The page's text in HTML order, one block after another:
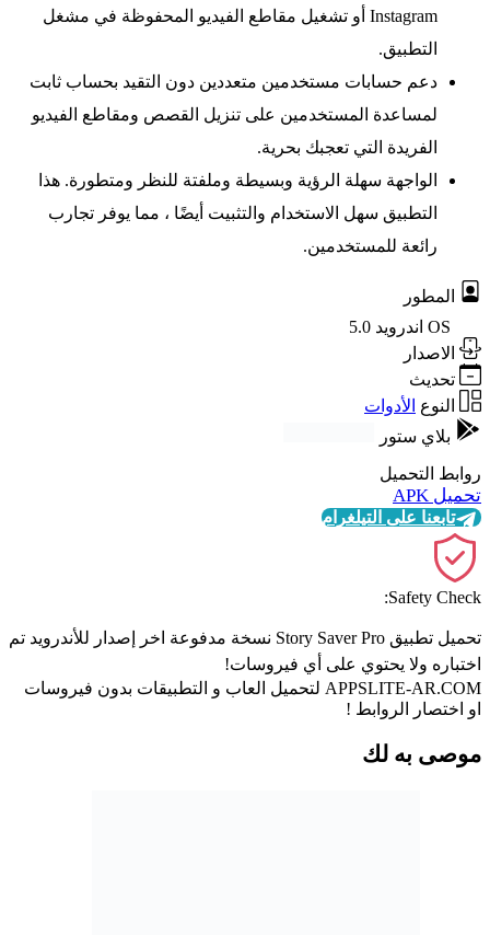
Instagram أو تشغيل مقاطع الفيديو المحفوظة في مشغل
التطبيق.
دعم حسابات مستخدمين متعددين دون التقيد بحساب ثابت
لمساعدة المستخدمين على تنزيل القصص ومقاطع الفيديو
الفريدة التي تعجبك بحرية.
الواجهة سهلة الرؤية وبسيطة وملفتة للنظر ومتطورة. هذا
التطبيق سهل الاستخدام والتثبيت أيضًا ، مما يوفر تجارب
رائعة للمستخدمين.
المطور
OS اندرويد 5.0
الاصدار
تحديث
النوع الأدوات
بلاي ستور
روابط التحميل
تحميل APK
تابعنا على التيلغرام
Safety Check:
تحميل تطبيق Story Saver Pro نسخة مدفوعة اخر إصدار للأندرويد تم
اختباره ولا يحتوي على أي فيروسات!
APPSLITE-AR.COM لتحميل العاب و التطبيقات بدون فيروسات
او اختصار الروابط !
موصى به لك